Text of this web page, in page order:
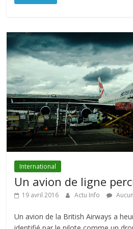
International
Un avion de ligne
19 avril 2016 Actu Info
Un avion de la British Airways a